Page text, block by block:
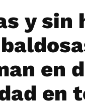
y sin
en
en